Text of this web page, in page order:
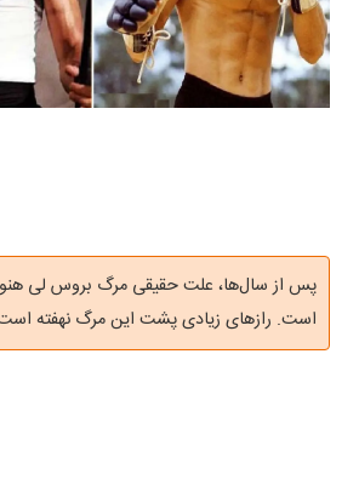
پس از سال‌ها، علت حقیقی مرگ بروس لی هنوز
است. رازهای زیادی پشت این مرگ نهفته